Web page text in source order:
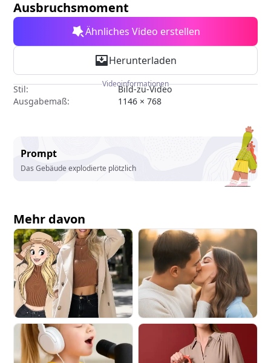
Ausbruchsmoment
Ähnliches Video erstellen
Herunterladen
Videoinformationen
Stil:
Bild-zu-Video
Ausgabemaß:
1146 × 768
Prompt
Das Gebäude explodierte plötzlich
Mehr davon